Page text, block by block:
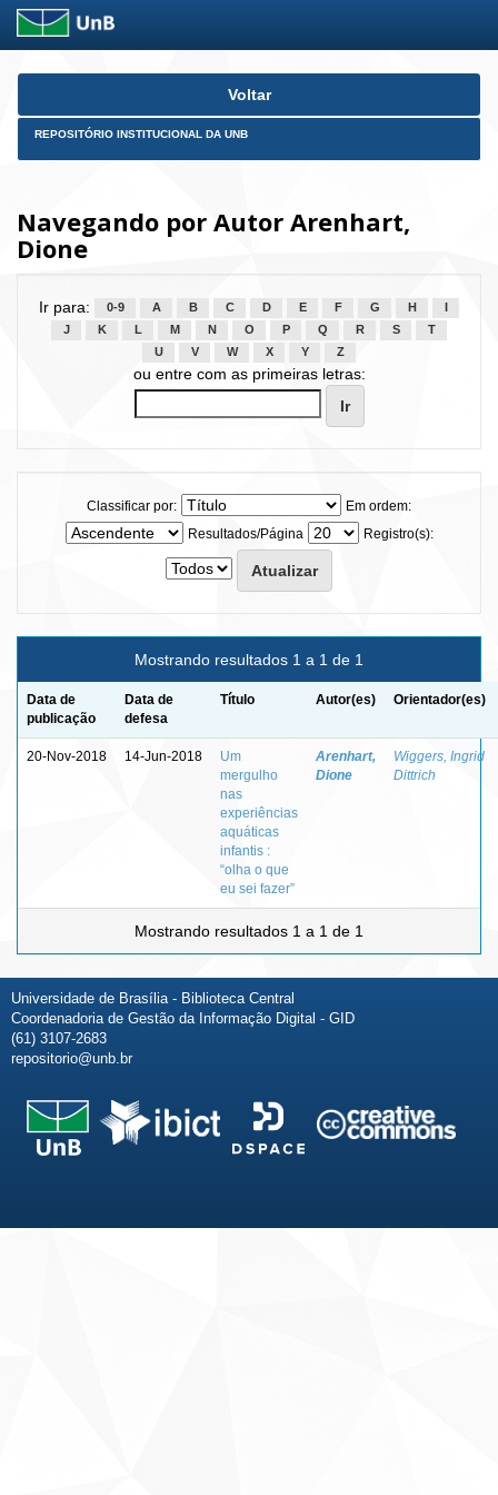
Skip
Voltar
REPOSITÓRIO INSTITUCIONAL DA UNB
Navegando por Autor Arenhart,
Dione
Ir para: 0-9 A B C D E F G H
J
K L M N O P Q R S
T
U
V W X Y Z
ou entre com as primeiras letras:
Classificar por:
Em ordem:
Resultados/Página
Registro(s):
Mostrando resultados 1 a 1 de 1
Data de
publicação
Data de
defesa
Título Autor(es) Orientador(es)
20-Nov-2018 14-Jun-2018
Um
mergulho
nas
experiências
aquáticas
infantis :
“olha o que
eu sei fazer”
Arenhart,
Dione
Wiggers, Ingrid
Dittrich
Mostrando resultados 1 a 1 de 1
Universidade de Brasília - Biblioteca Central
Coordenadoria de Gestão da Informação Digital - GID
(61) 3107-2683
repositorio@unb.br